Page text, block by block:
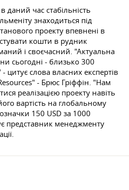
час стабільність
знаходиться під
проекту впевнені в
кошти в рудник
і своєчасний. "Актуальна
сьогодні - близько 300
цитує слова власних експертів
- Брюс Гріффін. "Нам
реалізацією проекту навіть
вартість на глобальному
150 USD за 1000
представник менеджменту